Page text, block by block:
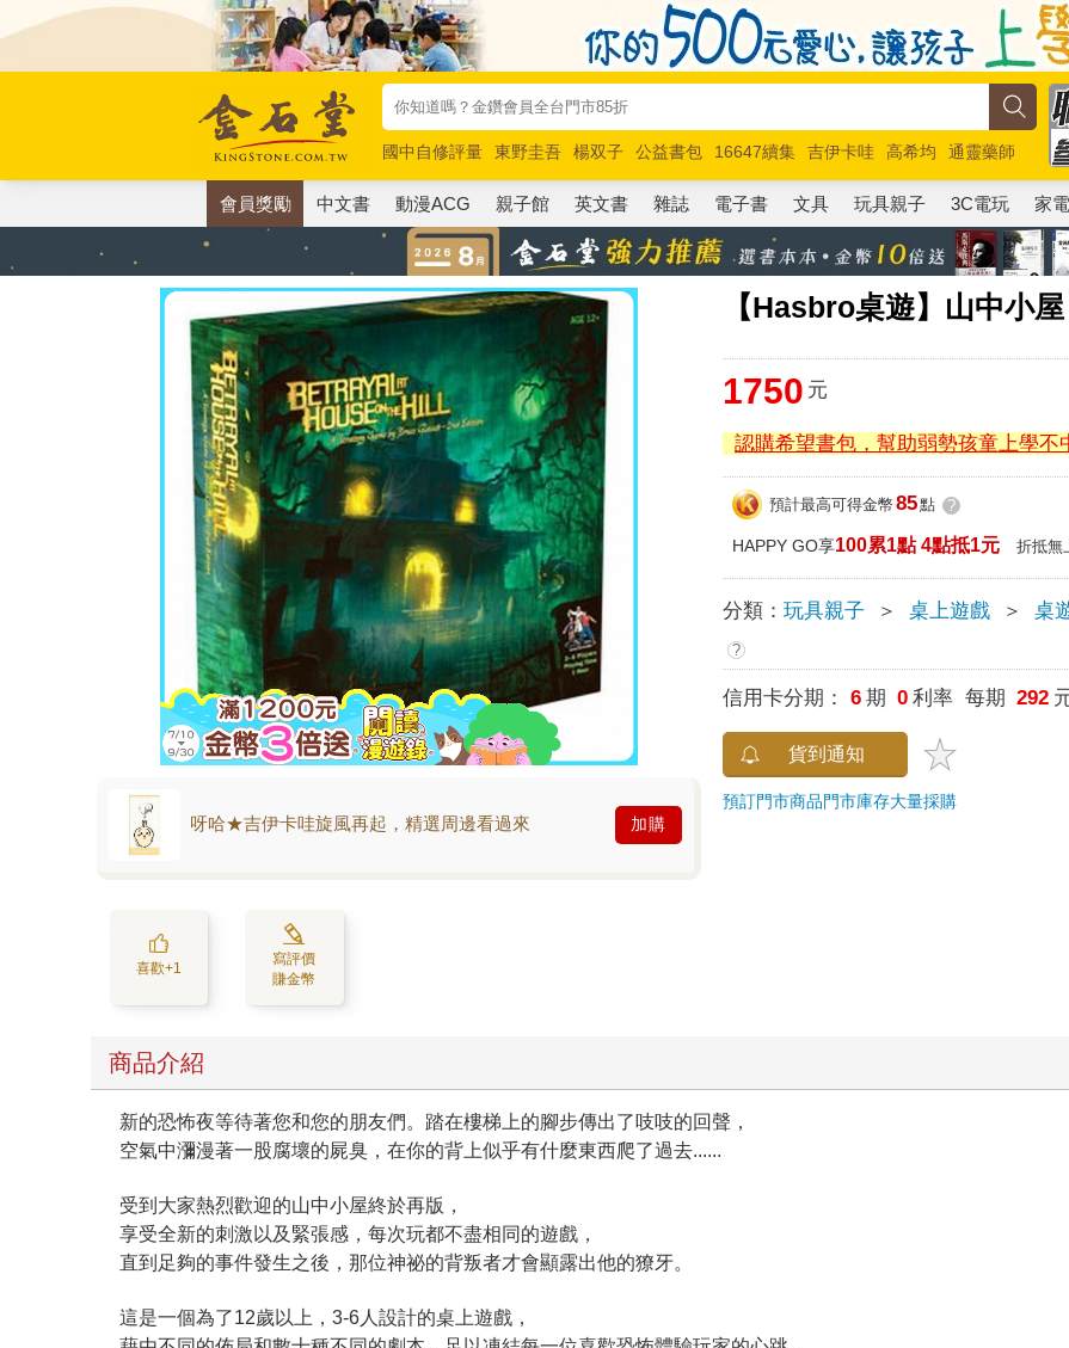
國中自修評量 東野圭吾 楊双子 公益書包 16647續集 吉伊卡哇 高希均
通靈藥師
唯紅花綻放
奧德賽 路邊攤新作 馬斯克 玩具總動員5 超慢跑
會員獎勵 中文書 動漫ACG 親子館 英文書 雜誌 電子書 文具 玩具親子 3C電玩 家電
【Hasbro桌遊】山中小屋
呀哈★吉伊卡哇旋風再起，精選周邊看過來 加購
喜歡+1
寫評價
賺金幣
1750 元
認購希望書包，幫助弱勢孩童上學不
預計最高可得金幣 85點 ?
HAPPY GO享100累1點 4點抵1元 折抵無
分類：玩具親子 ＞ 桌上遊戲 ＞ 桌
?
信用卡分期： 6 期 0 利率 每期 292
貨到通知
預訂門市商品門市庫存大量採購
商品介紹
新的恐怖夜等待著您和您的朋友們。踏在樓梯上的腳步傳出了吱吱的回聲，
空氣中瀰漫著一股腐壞的屍臭，在你的背上似乎有什麼東西爬了過去......
受到大家熱烈歡迎的山中小屋終於再版，
享受全新的刺激以及緊張感，每次玩都不盡相同的遊戲，
直到足夠的事件發生之後，那位神祕的背叛者才會顯露出他的獠牙。
這是一個為了12歲以上，3-6人設計的桌上遊戲，